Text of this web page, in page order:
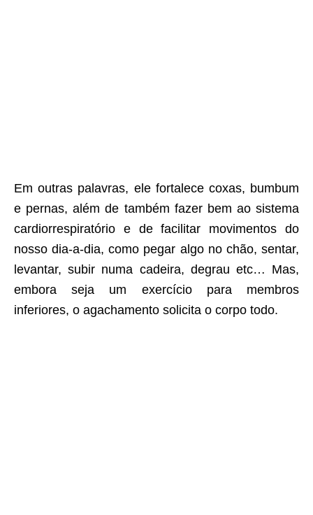
Em outras palavras, ele fortalece coxas, bumbum
e pernas, além de também fazer bem ao sistema
cardiorrespiratório e de facilitar movimentos do
nosso dia-a-dia, como pegar algo no chão, sentar,
levantar, subir numa cadeira, degrau etc… Mas,
embora seja um exercício para membros
inferiores, o agachamento solicita o corpo todo.